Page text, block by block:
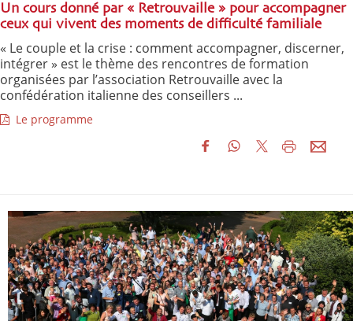
Un cours donné par « Retrouvaille » pour accompagner
ceux qui vivent des moments de difficulté familiale
« Le couple et la crise : comment accompagner, discerner,
intégrer » est le thème des rencontres de formation
organisées par l’association Retrouvaille avec la
confédération italienne des conseillers ...
Le programme